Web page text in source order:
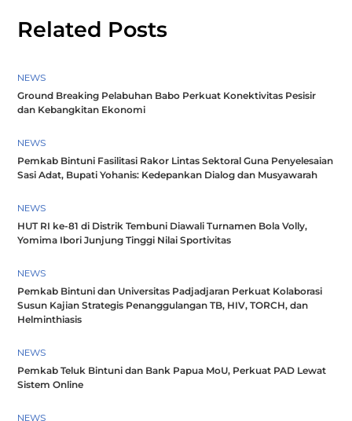
Related Posts
NEWS
Ground Breaking Pelabuhan Babo Perkuat Konektivitas Pesisir
dan Kebangkitan Ekonomi
NEWS
Pemkab Bintuni Fasilitasi Rakor Lintas Sektoral Guna Penyelesaian
Sasi Adat, Bupati Yohanis: Kedepankan Dialog dan Musyawarah
NEWS
HUT RI ke-81 di Distrik Tembuni Diawali Turnamen Bola Volly,
Yomima Ibori Junjung Tinggi Nilai Sportivitas
NEWS
Pemkab Bintuni dan Universitas Padjadjaran Perkuat Kolaborasi
Susun Kajian Strategis Penanggulangan TB, HIV, TORCH, dan
Helminthiasis
NEWS
Pemkab Teluk Bintuni dan Bank Papua MoU, Perkuat PAD Lewat
Sistem Online
NEWS